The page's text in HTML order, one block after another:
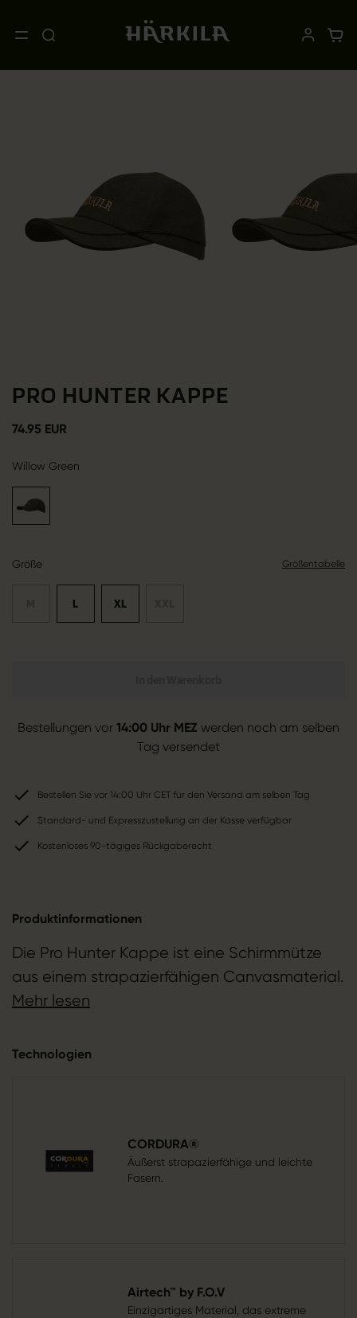
PRO HUNTER KAPPE
74.95 EUR
Willow Green
Größe Größentabelle
L XL
Bestellungen vor 14:00 Uhr MEZ werden noch am selben
Tag versendet
Bestellen Sie vor 14:00 Uhr CET für den Versand am selben Tag
Standard- und Expresszustellung an der Kasse verfügbar
Kostenloses 90-tägiges Rückgaberecht
Produktinformationen
Die Pro Hunter Kappe ist eine Schirmmütze
aus einem strapazierfähigen Canvasmaterial.
Mehr lesen
Technologien
CORDURA®
Äußerst strapazierfähige und leichte
Fasern.
Airtech™ by F.O.V
Einzigartiges Material, das extreme